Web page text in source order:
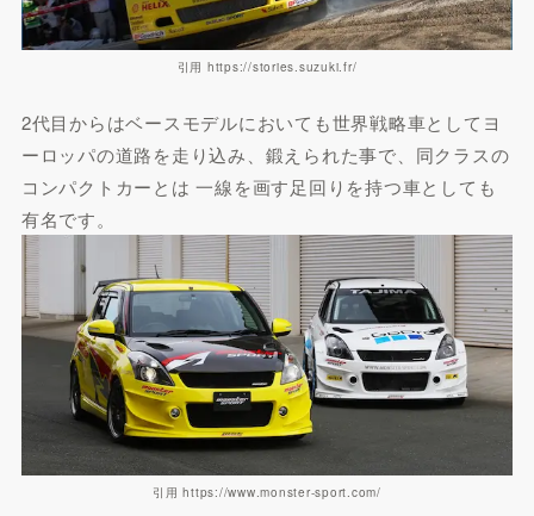
引用 https://stories.suzuki.fr/
2代目からはベースモデルにおいても世界戦略車としてヨ
ーロッパの道路を走り込み、鍛えられた事で、同クラスの
コンパクトカーとは 一線を画す足回りを持つ車としても
有名です。
引用 https://www.monster-sport.com/